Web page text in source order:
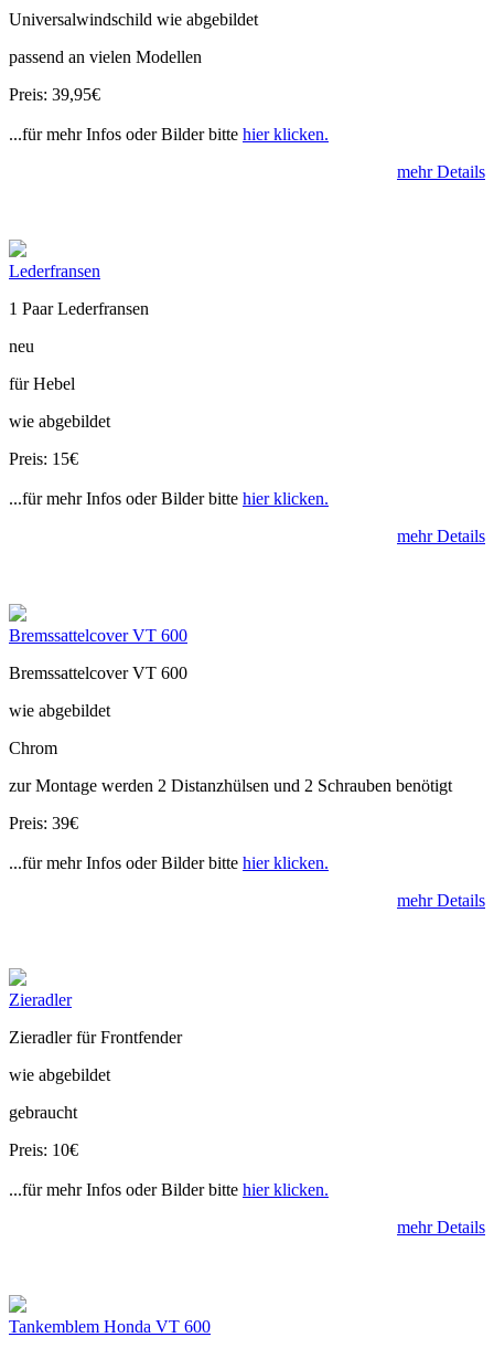
Universalwindschild wie abgebildet
passend an vielen Modellen
Preis: 39,95€
...für mehr Infos oder Bilder bitte hier klicken.
mehr Details
Lederfransen
1 Paar Lederfransen
neu
für Hebel
wie abgebildet
Preis: 15€
...für mehr Infos oder Bilder bitte hier klicken.
mehr Details
Bremssattelcover VT 600
Bremssattelcover VT 600
wie abgebildet
Chrom
zur Montage werden 2 Distanzhülsen und 2 Schrauben benötigt
Preis: 39€
...für mehr Infos oder Bilder bitte hier klicken.
mehr Details
Zieradler
Zieradler für Frontfender
wie abgebildet
gebraucht
Preis: 10€
...für mehr Infos oder Bilder bitte hier klicken.
mehr Details
Tankemblem Honda VT 600